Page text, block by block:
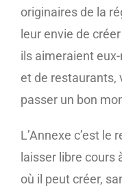
originaires de la
leur envie de
ils aimeraient
et de restaurants,
passer un bon
L’Annexe c’est
laisser libre cours
où il peut créer,